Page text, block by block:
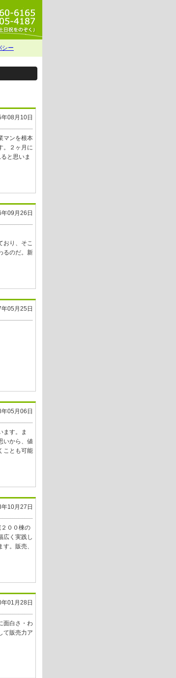
シー
08月10日
マンを根本
。２ヶ月に
と思いま
09月26日
おり、そこ
るのだ。新
05月25日
05月06日
ます。ま
いから、値
ことも可能
10月27日
００棟の
広く実践し
。販売、
01月28日
面白さ・わ
て販売力ア